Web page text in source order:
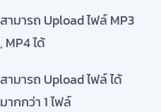
สามารถ Upload ไฟล์ MP3
, MP4 ได้
สามารถ Upload ไฟล์ ได้
มากกว่า 1 ไฟล์